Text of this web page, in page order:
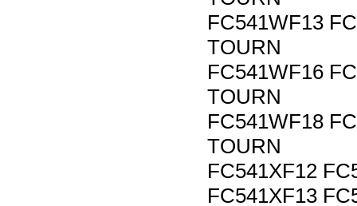
FC541WF13
TOURN
FC541WF16
TOURN
FC541WF18
TOURN
FC541XF12
FC541XF13